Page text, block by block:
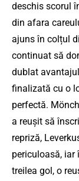
deschis scorul
din afara
ajuns în colțul
continuat să
dublat
finalizată cu o
perfectă.
a reușit să
repriză,
periculoasă, iar
treilea gol, o